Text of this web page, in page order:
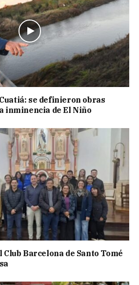
se definieron obras
inminencia de El Niño
Barcelona de Santo Tomé